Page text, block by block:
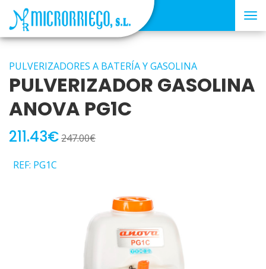
PULVERIZADORES A BATERÍA Y GASOLINA
PULVERIZADOR GASOLINA
ANOVA PG1C
211.43€247.00€
REF: PG1C